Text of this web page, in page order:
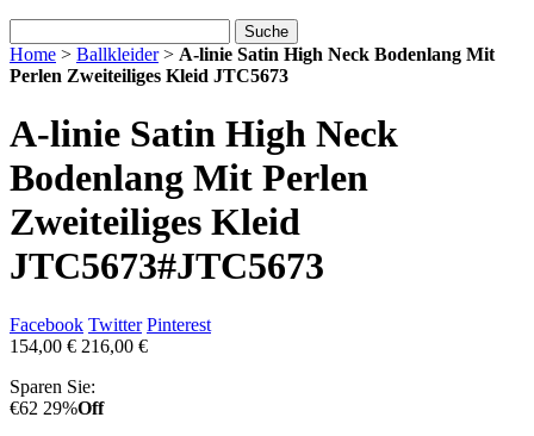
Suche
Home > Ballkleider> A-linie Satin High Neck Bodenlang Mit
Perlen Zweiteiliges Kleid JTC5673
A-linie Satin High Neck
Bodenlang Mit Perlen
Zweiteiliges Kleid
JTC5673#JTC5673
Facebook Twitter Pinterest
154,00 € 216,00 €
Sparen Sie:
€62 29%Off